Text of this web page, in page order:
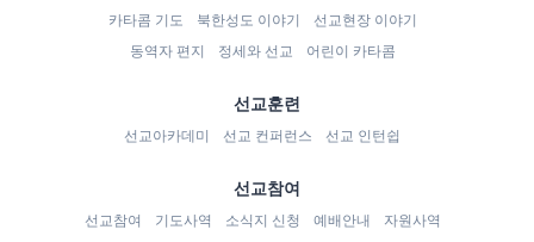
카타콤 기도
북한성도 이야기
선교현장 이야기
동역자 편지
정세와 선교 어린이 카타콤
선교훈련
선교아카데미 선교 컨퍼런스 선교 인턴쉽
선교참여
선교참여 기도사역 소식지 신청 예배안내
자원사역